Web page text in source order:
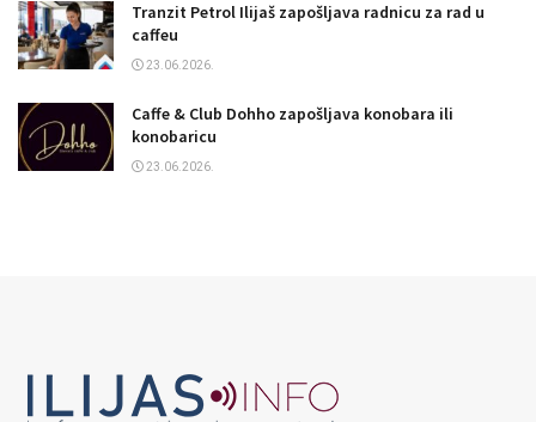
Tranzit Petrol Ilijaš zapošljava radnicu za rad u
caffeu
23.06.2026.
Caffe & Club Dohho zapošljava konobara ili
konobaricu
23.06.2026.